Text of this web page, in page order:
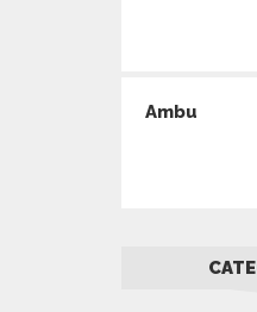
Ambu